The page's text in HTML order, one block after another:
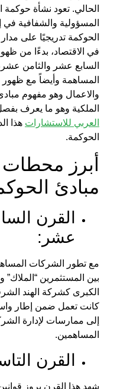
الحالي. تعود نشأة
المسؤولية والشفافية
الحوكمة تدريجيًا على
في الاقتصاد، بدءًا من
السابع عشر والثامن
المساهمة وأيضاً مع
والاعمال وهو مفهوم
الملكية وهو ما يعرف
العربي للاستشارات هذا
الحوكمة.
أبرز
مبادئ
القرن
عشر:
مع تطور الشركات
بين المستثمرين
الكبرى كشركة الهند
كانت تعمل ضمن إطار
إلى ممارسات لإدارة
المساهمين.
القرن
شهد هذا القرن بروز